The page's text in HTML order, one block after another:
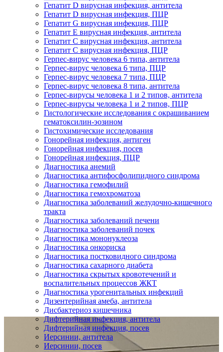
Гепатит D вирусная инфекция, антитела
Гепатит D вирусная инфекция, ПЦР
Гепатит G вирусная инфекция, ПЦР
Гепатит Е вирусная инфекция, антитела
Гепатит С вирусная инфекция, антитела
Гепатит С вирусная инфекция, ПЦР
Герпес-вирус человека 6 типа, антитела
Герпес-вирус человека 6 типа, ПЦР
Герпес-вирус человека 7 типа, ПЦР
Герпес-вирус человека 8 типа, антитела
Герпес-вирусы человека 1 и 2 типов, антитела
Герпес-вирусы человека 1 и 2 типов, ПЦР
Гистологические исследования с окрашиванием
гематоксилин-эозином
Гистохимические исследования
Гонорейная инфекция, антиген
Гонорейная инфекция, посев
Гонорейная инфекция, ПЦР
Диагностика анемий
Диагностика антифосфолипидного синдрома
Диагностика гемофилий
Диагностика гемохроматоза
Диагностика заболеваний желудочно-кишечного
тракта
Диагностика заболеваний печени
Диагностика заболеваний почек
Диагностика мононуклеоза
Диагностика онкориска
Диагностика постковидного синдрома
Диагностика сахарного диабета
Диагностика скрытых кровотечений и
воспалительных процессов ЖКТ
Диагностика урогенитальных инфекций
Дизентерийная амеба, антитела
Дисбактериоз кишечника
Дифтерийная инфекция, антитела
Дифтерийная инфекция, посев
Иерсинии, антитела
Иерсинии, посев